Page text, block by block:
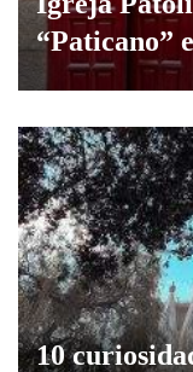
“Paticano”
10